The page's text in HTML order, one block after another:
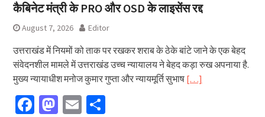
कैबिनेट मंत्री के PRO और OSD के लाइसेंस रद्द
August 7, 2026 Editor
उत्तराखंड में नियमों को ताक पर रखकर शराब के ठेके बांटे जाने के एक बेहद
संवेदनशील मामले में उत्तराखंड उच्च न्यायालय ने बेहद कड़ा रुख अपनाया है.
मुख्य न्यायाधीश मनोज कुमार गुप्ता और न्यायमूर्ति सुभाष […]
Facebook
Mastodon
EmailShare